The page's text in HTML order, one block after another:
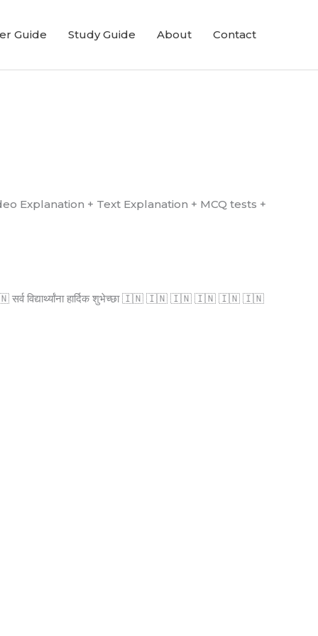
Guide Study Guide About Contact
(Video Explanation + Text Explanation + MCQ tests +
हार्दिक शुभेच्छा 🇮🇳 🇮🇳 🇮🇳 🇮🇳 🇮🇳 🇮🇳